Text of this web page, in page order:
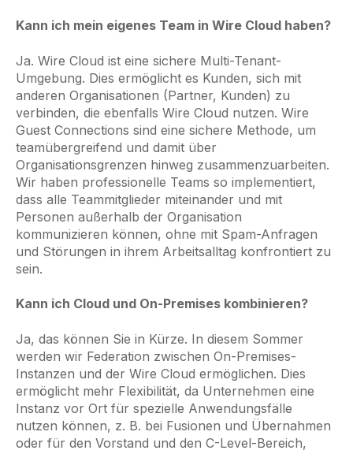
Kann ich mein eigenes Team in Wire Cloud haben?
Ja. Wire Cloud ist eine sichere Multi-Tenant-
Umgebung. Dies ermöglicht es Kunden, sich mit
anderen Organisationen (Partner, Kunden) zu
verbinden, die ebenfalls Wire Cloud nutzen. Wire
Guest Connections sind eine sichere Methode, um
teamübergreifend und damit über
Organisationsgrenzen hinweg zusammenzuarbeiten.
Wir haben professionelle Teams so implementiert,
dass alle Teammitglieder miteinander und mit
Personen außerhalb der Organisation
kommunizieren können, ohne mit Spam-Anfragen
und Störungen in ihrem Arbeitsalltag konfrontiert zu
sein.
Kann ich Cloud und On-Premises kombinieren?
Ja, das können Sie in Kürze. In diesem Sommer
werden wir Federation zwischen On-Premises-
Instanzen und der Wire Cloud ermöglichen. Dies
ermöglicht mehr Flexibilität, da Unternehmen eine
Instanz vor Ort für spezielle Anwendungsfälle
nutzen können, z. B. bei Fusionen und Übernahmen
oder für den Vorstand und den C-Level-Bereich,